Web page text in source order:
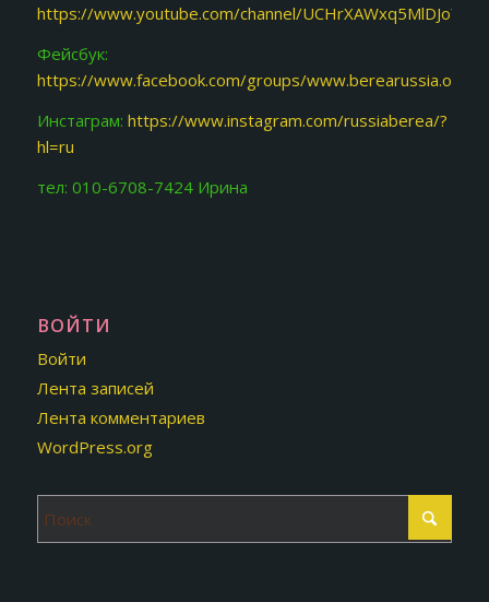
https://www.youtube.com/channel/
Фейсбук:
https://www.facebook.com/groups/www.berearussia.org/
Инстаграм: https://www.instagram.com/russiaberea/?
hl=ru
тел: 010-6708-7424 Ирина
ВОЙТИ
Войти
Лента записей
Лента комментариев
WordPress.org